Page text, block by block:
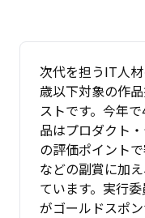
次代を担うIT人
歳以下対象の作
ストです。今年
品はプロダクト
の評価ポイント
などの副賞に加
ています。実行
がゴールドスポン